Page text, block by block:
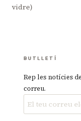
vidre)
BUTLLETÍ
Rep les notícies
correu.